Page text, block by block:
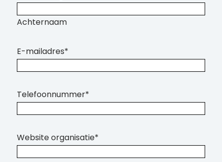
Achternaam
E-mailadres*
Telefoonnummer*
Website organisatie*